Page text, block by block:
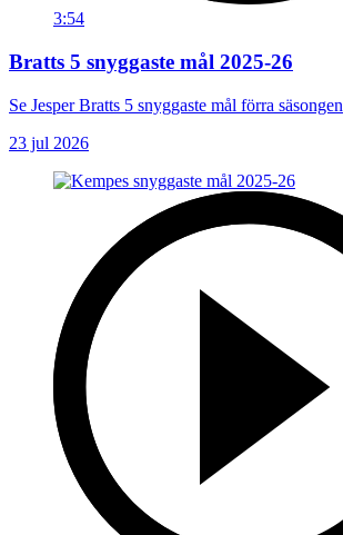
3:54
Bratts 5 snyggaste mål 2025-26
Se Jesper Bratts 5 snyggaste mål förra säsongen
23 jul 2026